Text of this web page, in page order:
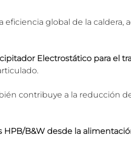
global de la caldera,
Electrostático para el
contribuye a la reducción
HPB/B&W desde la